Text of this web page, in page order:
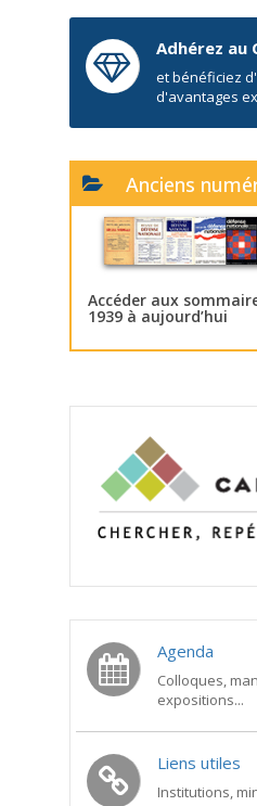
Adhérez au
et bénéficiez
d'avantages
Anciens
Accéder aux
1939 à aujourd’hui
Agenda
Colloques,
expositions...
Liens utiles
Institutions,